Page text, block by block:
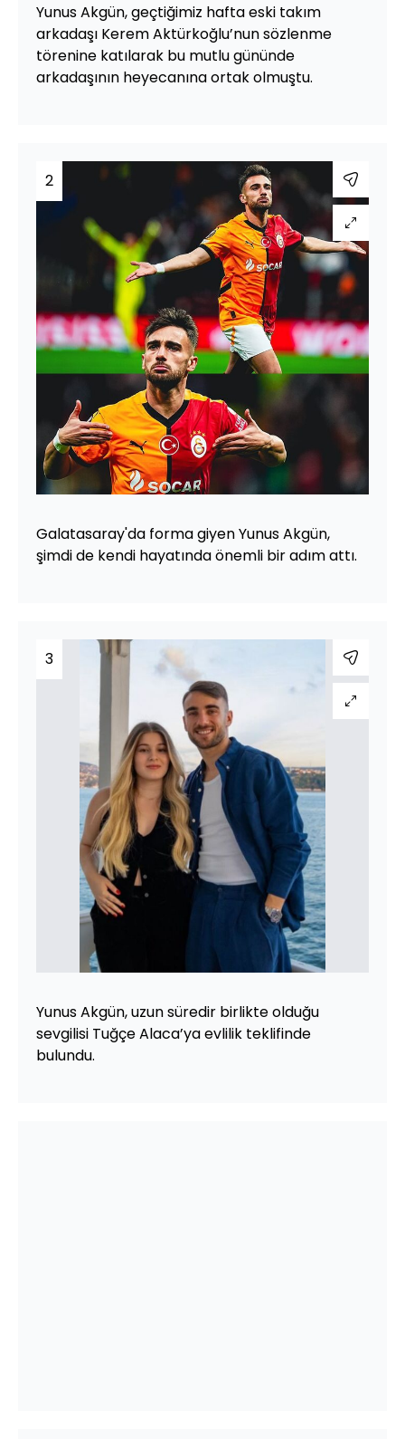
Yunus Akgün, geçtiğimiz hafta eski takım
arkadaşı Kerem Aktürkoğlu’nun sözlenme
törenine katılarak bu mutlu gününde
arkadaşının heyecanına ortak olmuştu.
2
Galatasaray'da forma giyen Yunus Akgün,
şimdi de kendi hayatında önemli bir adım attı.
3
Yunus Akgün, uzun süredir birlikte olduğu
sevgilisi Tuğçe Alaca’ya evlilik teklifinde
bulundu.